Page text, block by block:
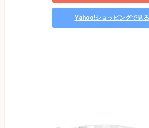
Yahoo!ショッピングで見る